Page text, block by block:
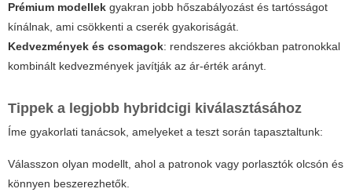
Prémium modellek gyakran jobb hőszabályozást és tartósságot
kínálnak, ami csökkenti a cserék gyakoriságát.
Kedvezmények és csomagok: rendszeres akciókban patronokkal
kombinált kedvezmények javítják az ár-érték arányt.
Tippek a legjobb hybridcigi kiválasztásához
Íme gyakorlati tanácsok, amelyeket a teszt során tapasztaltunk:
Válasszon olyan modellt, ahol a patronok vagy porlasztók olcsón és
könnyen beszerezhetők.